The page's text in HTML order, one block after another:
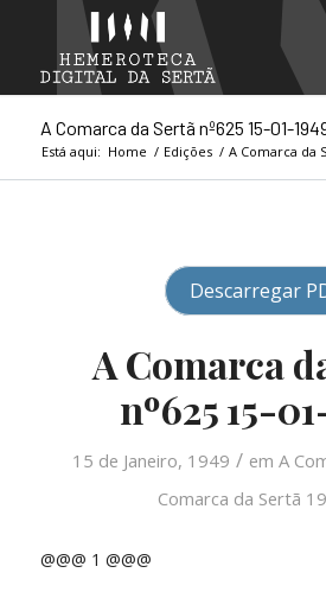
A Comarca da Sertã nº625 15-01-
Está aqui: Home / Edições / A Comarca da
Descarregar
A Comarca
nº625 15-
15 de Janeiro, 1949 / emA
Comarca da Sertã
@@@ 1 @@@